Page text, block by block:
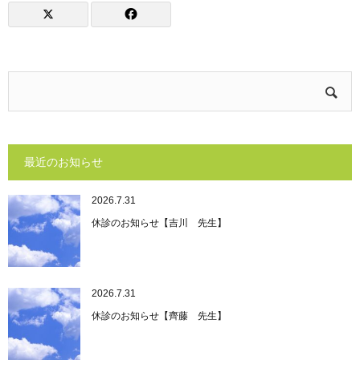
最近のお知らせ
休診のお知らせ【吉川 先生】
2026.7.31
休診のお知らせ【齊藤 先生】
2026.7.31